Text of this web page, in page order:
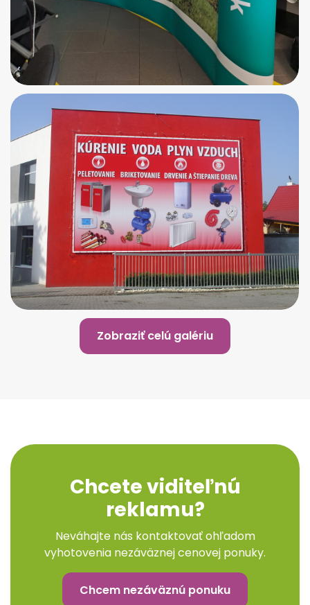
Zobraziť celú galériu
Chcete viditeľnú
reklamu?
Neváhajte nás kontaktovať ohľadom
vyhotovenia nezáväznej cenovej ponuky.
Chcem nezáväznú ponuku